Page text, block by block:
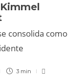
consolida como
3 min